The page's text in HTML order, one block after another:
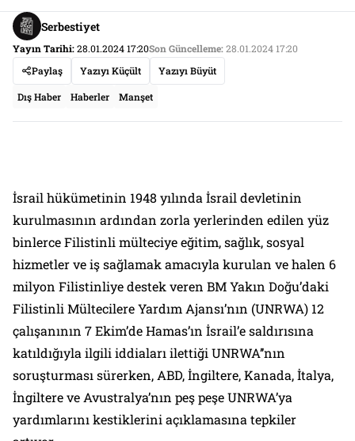
Serbestiyet
Yayın Tarihi:28.01.2024 17:20Son Güncelleme:28.01.2024 17:20
Paylaş
Yazıyı Küçült Yazıyı Büyüt
Dış Haber Haberler Manşet
İsrail hükümetinin 1948 yılında İsrail devletinin
kurulmasının ardından zorla yerlerinden edilen yüz
binlerce Filistinli mülteciye eğitim, sağlık, sosyal
hizmetler ve iş sağlamak amacıyla kurulan ve halen 6
milyon Filistinliye destek veren BM Yakın Doğu’daki
Filistinli Mültecilere Yardım Ajansı’nın (UNRWA) 12
çalışanının 7 Ekim’de Hamas’ın İsrail’e saldırısına
katıldığıyla ilgili iddiaları ilettiği UNRWA’’nın
soruşturması sürerken, ABD, İngiltere, Kanada, İtalya,
İngiltere ve Avustralya’nın peş peşe UNRWA’ya
yardımlarını kestiklerini açıklamasına tepkiler